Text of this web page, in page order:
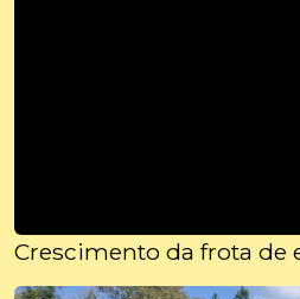
Crescimento da frota de